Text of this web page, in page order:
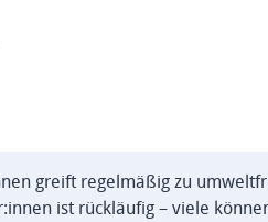
greift regelmäßig zu
ist rückläufig – viele